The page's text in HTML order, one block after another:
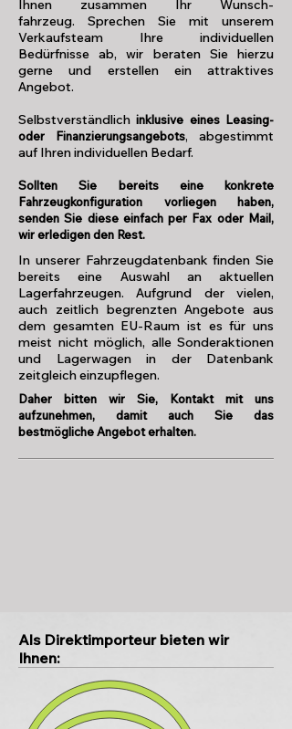
Ihnen zusammen Ihr Wunsch-
fahrzeug. Sprechen Sie mit unserem
Verkaufsteam Ihre individuellen
Bedürfnisse ab, wir beraten Sie hierzu
gerne und erstellen ein attraktives
Angebot.
Selbstverständlich inklusive eines Leasing-
oder Finanzierungsangebots, abgestimmt
auf Ihren individuellen Bedarf.
Sollten Sie bereits eine konkrete
Fahrzeugkonfiguration vorliegen haben,
senden Sie diese einfach per Fax oder Mail,
wir erledigen den Rest.
In unserer Fahrzeugdatenbank finden Sie
bereits eine Auswahl an aktuellen
Lagerfahrzeugen. Aufgrund der vielen,
auch zeitlich begrenzten Angebote aus
dem gesamten EU-Raum ist es für uns
meist nicht möglich, alle Sonderaktionen
und Lagerwagen in der Datenbank
zeitgleich einzupflegen.
Daher bitten wir Sie, Kontakt mit uns
aufzunehmen, damit auch Sie das
bestmögliche Angebot erhalten.
Als Direktimporteur bieten wir
Ihnen: